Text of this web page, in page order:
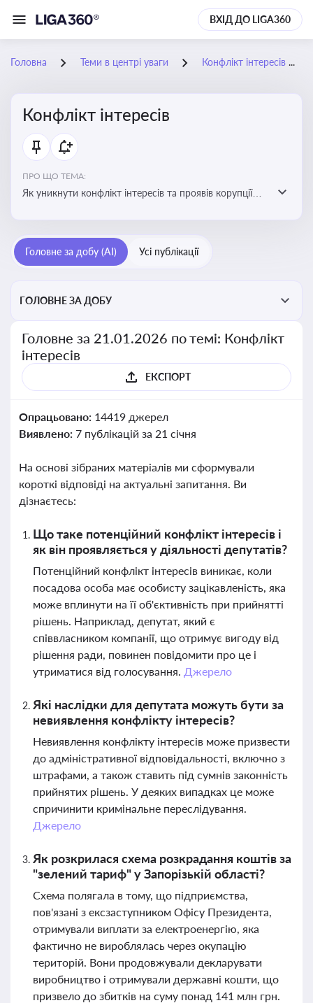
ВХІД ДО LIGA360
Головна Теми в центрі уваги Конфлікт інтересів
Конфлікт інтересів
ПРО ЩО ТЕМА:
Як уникнути конфлікт інтересів та проявів корупції
Головне за добу (AI) Усі публікації
ГОЛОВНЕ ЗА ДОБУ
Головне за 21.01.2026 по темі: Конфлікт
інтересів
ЕКСПОРТ
Опрацьовано: 14419 джерел
Виявлено: 7 публікацій за 21 січня
На основі зібраних матеріалів ми сформували
короткі відповіді на актуальні запитання. Ви
дізнаєтесь:
Що таке потенційний конфлікт інтересів і
як він проявляється у діяльності депутатів?
Потенційний конфлікт інтересів виникає, коли
посадова особа має особисту зацікавленість, яка
може вплинути на її об'єктивність при прийнятті
рішень. Наприклад, депутат, який є
співвласником компанії, що отримує вигоду від
рішення ради, повинен повідомити про це і
утриматися від голосування. Джерело
Які наслідки для депутата можуть бути за
невиявлення конфлікту інтересів?
Невиявлення конфлікту інтересів може призвести
до адміністративної відповідальності, включно з
штрафами, а також ставить під сумнів законність
прийнятих рішень. У деяких випадках це може
спричинити кримінальне переслідування.
Джерело
Як розкрилася схема розкрадання коштів за
"зелений тариф" у Запорізькій області?
Схема полягала в тому, що підприємства,
пов'язані з ексзаступником Офісу Президента,
отримували виплати за електроенергію, яка
фактично не вироблялась через окупацію
територій. Вони продовжували декларувати
виробництво і отримували державні кошти, що
призвело до збитків на суму понад 141 млн грн.